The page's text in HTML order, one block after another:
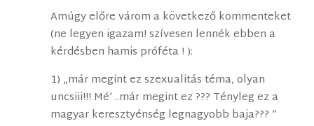
Amúgy előre várom a következő kommenteket
(ne legyen igazam! szívesen lennék ebben a
kérdésben hamis próféta ! ):
1) „már megint ez szexualitás téma, olyan
uncsiii!!! Mé’ ..már megint ez ??? Tényleg ez a
magyar keresztyénség legnagyobb baja??? ”